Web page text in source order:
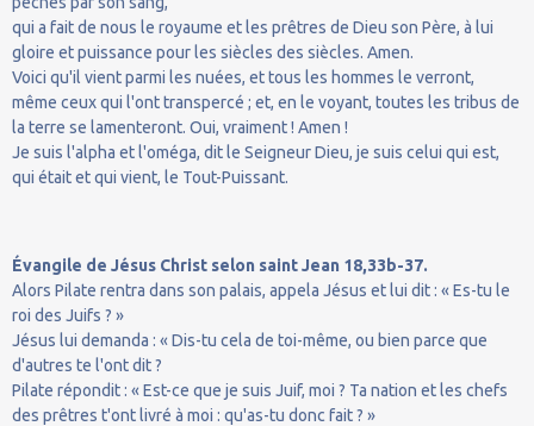
qui a fait de nous le royaume et les prêtres de Dieu son Père, à lui
gloire et puissance pour les siècles des siècles. Amen.
Voici qu'il vient parmi les nuées, et tous les hommes le verront,
même ceux qui l'ont transpercé ; et, en le voyant, toutes les tribus de
la terre se lamenteront. Oui, vraiment ! Amen !
Je suis l'alpha et l'oméga, dit le Seigneur Dieu, je suis celui qui est,
qui était et qui vient, le Tout-Puissant.
Évangile de Jésus Christ selon saint Jean 18,33b-37.
Alors Pilate rentra dans son palais, appela Jésus et lui dit : « Es-tu le
roi des Juifs ? »
Jésus lui demanda : « Dis-tu cela de toi-même, ou bien parce que
d'autres te l'ont dit ?
Pilate répondit : « Est-ce que je suis Juif, moi ? Ta nation et les chefs
des prêtres t'ont livré à moi : qu'as-tu donc fait ? »